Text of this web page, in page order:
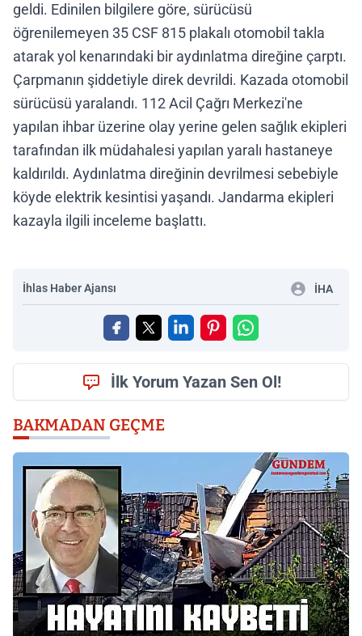
geldi. Edinilen bilgilere göre, sürücüsü
öğrenilemeyen 35 CSF 815 plakalı otomobil takla
atarak yol kenarındaki bir aydınlatma direğine çarptı.
Çarpmanın şiddetiyle direk devrildi. Kazada otomobil
sürücüsü yaralandı. 112 Acil Çağrı Merkezi'ne
yapılan ihbar üzerine olay yerine gelen sağlık ekipleri
tarafından ilk müdahalesi yapılan yaralı hastaneye
kaldırıldı. Aydınlatma direğinin devrilmesi sebebiyle
köyde elektrik kesintisi yaşandı. Jandarma ekipleri
kazayla ilgili inceleme başlattı.
İhlas Haber Ajansı İHA
İlk Yorum Yazan Sen Ol!
BAKMADAN GEÇME